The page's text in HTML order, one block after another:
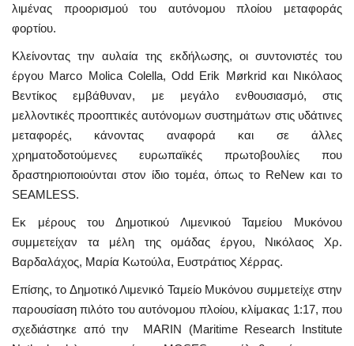
λιμένας προορισμού του αυτόνομου πλοίου μεταφοράς
φορτίου.
Κλείνοντας την αυλαία της εκδήλωσης, οι συντονιστές του
έργου Marco Molica Colella, Odd Erik Mørkrid και Νικόλαος
Βεντίκος εμβάθυναν, με μεγάλο ενθουσιασμό, στις
μελλοντικές προοπτικές αυτόνομων συστημάτων στις υδάτινες
μεταφορές, κάνοντας αναφορά και σε άλλες
χρηματοδοτούμενες ευρωπαϊκές πρωτοβουλίες που
δραστηριοποιούνται στον ίδιο τομέα, όπως το ReNew και το
SEAMLESS.
Εκ μέρους του Δημοτικού Λιμενικού Ταμείου Μυκόνου
συμμετείχαν τα μέλη της ομάδας έργου, Νικόλαος Χρ.
Βαρδαλάχος, Μαρία Κωτούλα, Ευστράτιος Χέρρας.
Επίσης, το Δημοτικό Λιμενικό Ταμείο Μυκόνου συμμετείχε στην
παρουσίαση πιλότο του αυτόνομου πλοίου, κλίμακας 1:17, που
σχεδιάστηκε από την MARIN (Maritime Research Institute